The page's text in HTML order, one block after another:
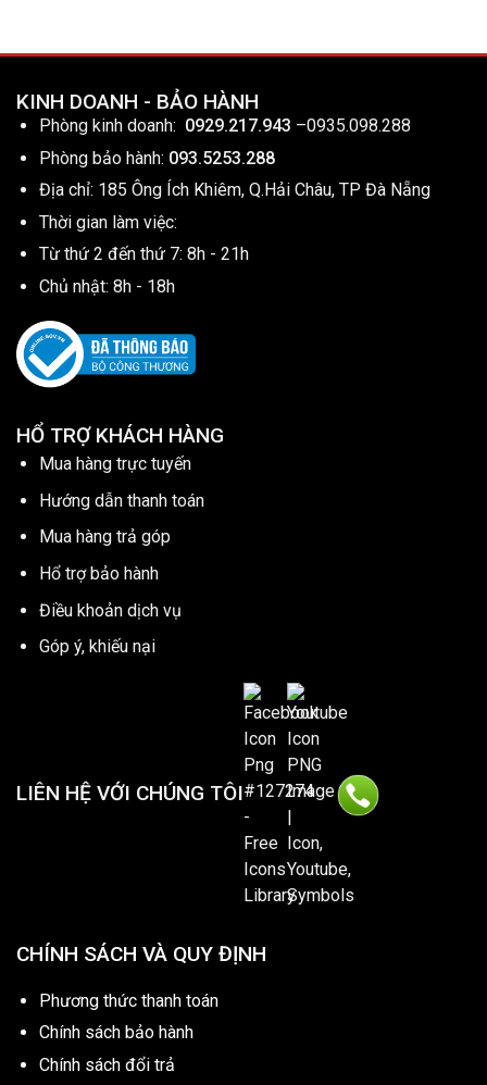
KINH DOANH - BẢO HÀNH
Phòng kinh doanh: 0929.217.943 –0935.098.288
Phòng bảo hành: 093.5253.288
Địa chỉ: 185 Ông Ích Khiêm, Q.Hải Châu, TP Đà Nẵng
Thời gian làm việc:
Từ thứ 2 đến thứ 7: 8h - 21h
Chủ nhật: 8h - 18h
HỔ TRỢ KHÁCH HÀNG
Mua hàng trực tuyến
Hướng dẫn thanh toán
Mua hàng trả góp
Hổ trợ bảo hành
Điều khoản dịch vụ
Góp ý, khiếu nại
LIÊN HỆ VỚI CHÚNG TÔI
CHÍNH SÁCH VÀ QUY ĐỊNH
Phương thức thanh toán
Chính sách bảo hành
Chính sách đổi trả